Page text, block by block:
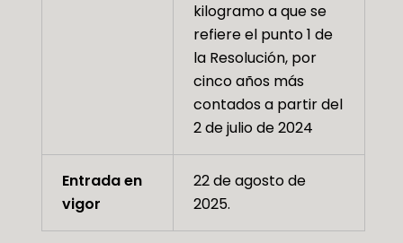
kilogramo a que se
refiere el punto 1 de
la Resolución, por
cinco años más
contados a partir del
2 de julio de 2024
Entrada en
vigor
22 de agosto de
2025.